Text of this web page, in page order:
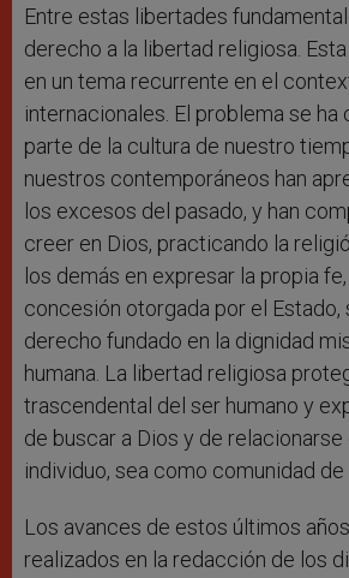
Entre estas libertades
derecho a la libertad religiosa.
en un tema recurrente en el
internacionales. El problema se ha
parte de la cultura de nuestro
nuestros contemporáneos han
los excesos del pasado, y han
creer en Dios, practicando la
los demás en expresar la propia
concesión otorgada por el Estado,
derecho fundado en la dignidad
humana. La libertad religiosa
trascendental del ser humano y
de buscar a Dios y de relacionarse
individuo, sea como comunidad
Los avances de estos últimos
realizados en la redacción de los